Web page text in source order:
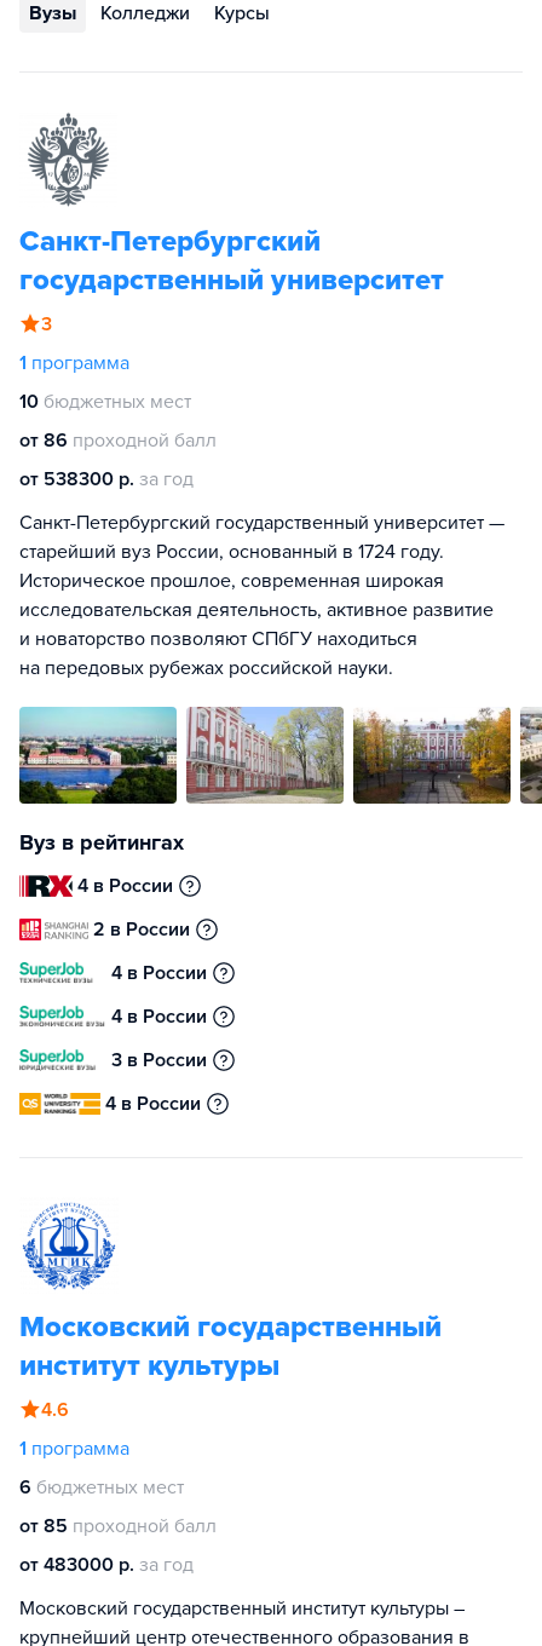
Вузы Колледжи Курсы
Санкт-Петербургский
государственный университет
3
1 программа
10 бюджетных мест
от 86 проходной балл
от 538300 р. за год
Санкт-Петербургский государственный университет —
старейший вуз России, основанный в 1724 году.
Историческое прошлое, современная широкая
исследовательская деятельность, активное развитие
и новаторство позволяют СПбГУ находиться
на передовых рубежах российской науки.
Вуз в рейтингах
4 в России
2 в России
4 в России
4 в России
3 в России
4 в России
Московский государственный
институт культуры
4.6
1 программа
6 бюджетных мест
от 85 проходной балл
от 483000 р. за год
Московский государственный институт культуры –
крупнейший центр отечественного образования в